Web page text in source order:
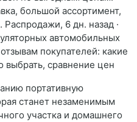
большой ассортимент,
6 дн. назад ·
автомобильных
покупателей: какие
выбрать, сравнение цен
портативную
станет незаменимым
участка и домашнего